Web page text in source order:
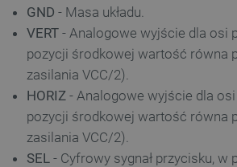
GND - Masa układu.
VERT - Analogowe wyjście dla osi
pozycji środkowej wartość równa
zasilania VCC/2).
HORIZ - Analogowe wyjście dla
pozycji środkowej wartość równa
zasilania VCC/2).
SEL - Cyfrowy sygnał przycisku, w